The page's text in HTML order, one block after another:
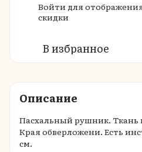
Войти для
скидки
В избранное
Описание
Пасхальный рушник. Ткань
Края обверложени. Есть
см.